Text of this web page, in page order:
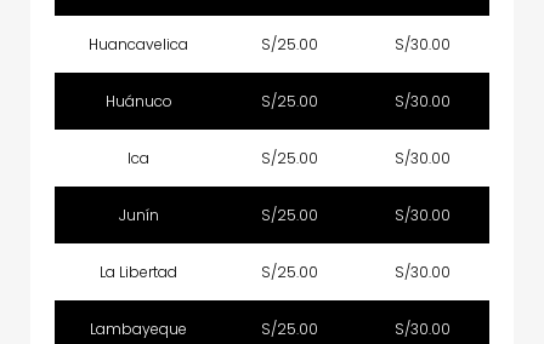
Huancavelica S/25.00 S/30.00
Huánuco S/25.00 S/30.00
Ica S/25.00 S/30.00
Junín S/25.00 S/30.00
La Libertad S/25.00 S/30.00
Lambayeque S/25.00 S/30.00